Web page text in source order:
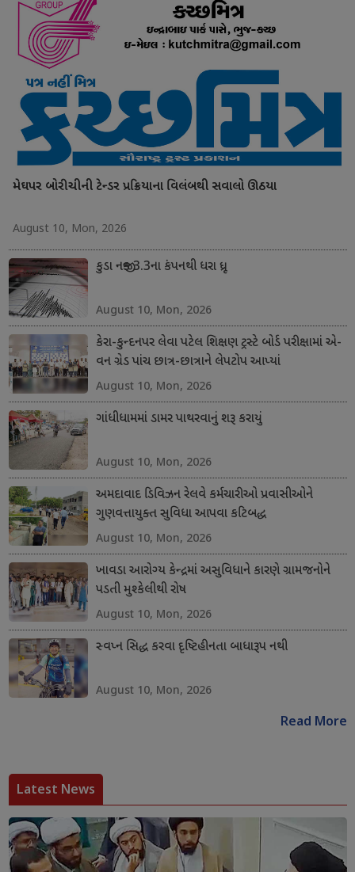
મેઘપર બોરીચીની ટેન્ડર પ્રક્રિયાના વિલંબથી સવાલો ઊઠયા
August 10, Mon, 2026
કુડા નજીક 3.3ના કંપનથી ધરા ધ્રૂજી
August 10, Mon, 2026
કેરા-કુન્દનપર લેવા પટેલ શિક્ષણ ટ્રસ્ટે બોર્ડ પરીક્ષામાં એ-
વન ગ્રેડ પાંચ છાત્ર-છાત્રાને લેપટોપ આપ્યાં
August 10, Mon, 2026
ગાંધીધામમાં ડામર પાથરવાનું શરૂ કરાયું
August 10, Mon, 2026
અમદાવાદ ડિવિઝન રેલવે કર્મચારીઓ પ્રવાસીઓને
ગુણવત્તાયુક્ત સુવિધા આપવા કટિબદ્ધ
August 10, Mon, 2026
ખાવડા આરોગ્ય કેન્દ્રમાં અસુવિધાને કારણે ગ્રામજનોને
પડતી મુશ્કેલીથી રોષ
August 10, Mon, 2026
સ્વપ્ન સિદ્ધ કરવા દૃષ્ટિહીનતા બાધારૂપ નથી
August 10, Mon, 2026
Read More
Latest News